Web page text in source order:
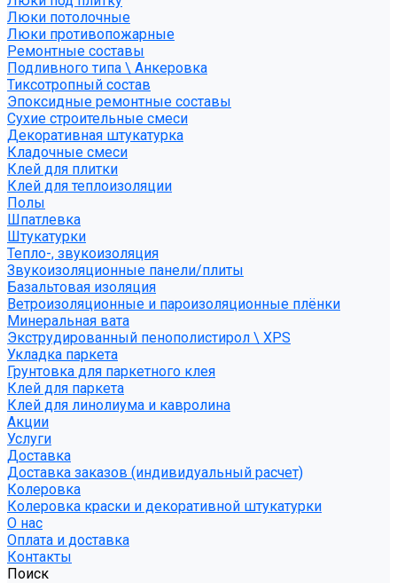
Люки потолочные
Люки противопожарные
Ремонтные составы
Подливного типа \ Анкеровка
Тиксотропный состав
Эпоксидные ремонтные составы
Сухие строительные смеси
Декоративная штукатурка
Кладочные смеси
Клей для плитки
Клей для теплоизоляции
Полы
Шпатлевка
Штукатурки
Тепло-, звукоизоляция
Звукоизоляционные панели/плиты
Базальтовая изоляция
Ветроизоляционные и пароизоляционные плёнки
Минеральная вата
Экструдированный пенополистирол \ XPS
Укладка паркета
Грунтовка для паркетного клея
Клей для паркета
Клей для линолиума и кавролина
Акции
Услуги
Доставка
Доставка заказов (индивидуальный расчет)
Колеровка
Колеровка краски и декоративной штукатурки
О нас
Оплата и доставка
Контакты
Поиск